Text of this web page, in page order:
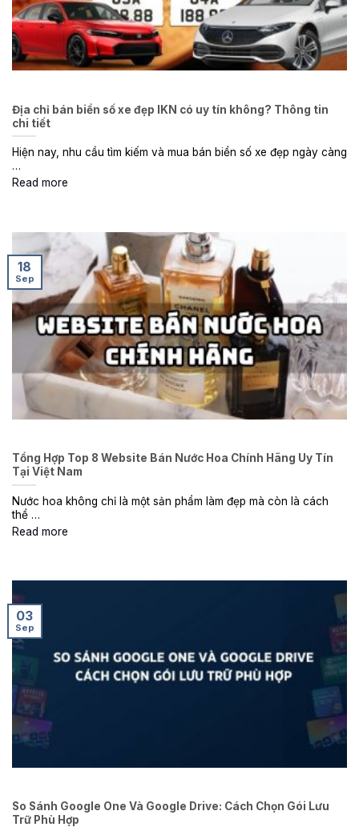
Địa chỉ bán biển số xe đẹp IKN có uy tín không? Thông tin
chi tiết
Hiện nay, nhu cầu tìm kiếm và mua bán biển số xe đẹp ngày càng
…
Read more
Tổng Hợp Top 8 Website Bán Nước Hoa Chính Hãng Uy Tín
Tại Việt Nam
Nước hoa không chỉ là một sản phẩm làm đẹp mà còn là cách
thể …
Read more
18
Sep
So Sánh Google One Và Google Drive: Cách Chọn Gói Lưu
Trữ Phù Hợp
03
Sep